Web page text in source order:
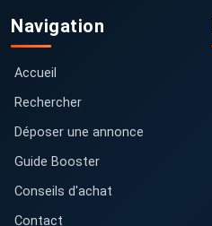
Navigation
Accueil
Rechercher
Déposer une annonce
Guide Booster
Conseils d'achat
Contact